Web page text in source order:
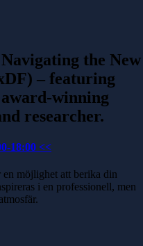
the New
– featuring
winning
researcher.
18:00 <<
en möjlighet att berika din
i en professionell, men